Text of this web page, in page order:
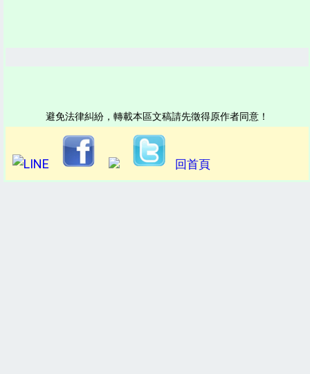
避免法律糾紛，轉載本區文稿請先徵得原作者同意！
回首頁